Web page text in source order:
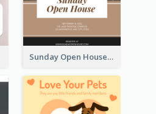
Sunday Open House Instagram Post